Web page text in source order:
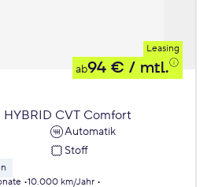
Leasing
ab94 € / mtl.
HYBRID CVT Comfort
Automatik
Stoff
10.000 km/Jahr